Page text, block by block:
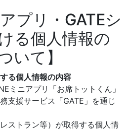
プリ・GATEシ
る個人情報の
いて】
る個人情報の内容
ミニアプリ「お席トットくん」
支援サービス「GATE」を通じ
ストラン等）が取得する個人情